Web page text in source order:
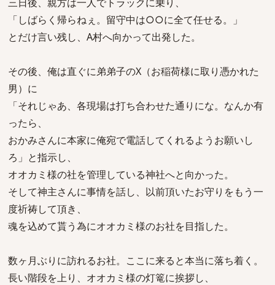
「しばらく帰らねぇ。留守中は○○に全て任せる。」
とだけ言い残し、A村へ向かって出発した。
その後、俺は直ぐに弟弟子のX（お稲荷様に取り憑かれた
男）に
「それじゃあ、各現場は打ち合わせた通りにな。なんか有
ったら、
おかみさんに本家に俺宛で電話してくれるようお願いし
ろ」と指示し、
オオカミ様の社を管理している神社へと向かった。
そして神主さんに事情を話し、以前頂いたお守りをもう一
度祈祷して頂き、
魂を込めて貰う為にオオカミ様のお社を目指した。
数ヶ月ぶりに訪れるお社。ここに来ると本当に落ち着く。
長い階段を上り、オオカミ様の灯篭に挨拶し、